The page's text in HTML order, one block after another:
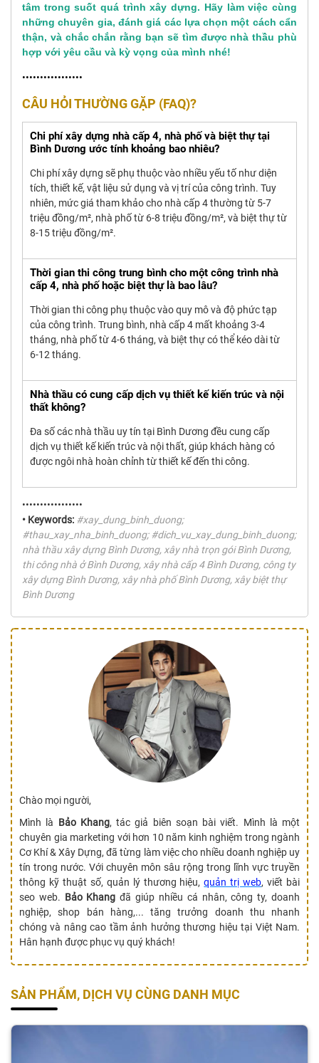
tâm trong suốt quá trình xây dựng. Hãy làm việc cùng
những chuyên gia, đánh giá các lựa chọn một cách cẩn
thận, và chắc chắn rằng bạn sẽ tìm được nhà thầu phù
hợp với yêu cầu và kỳ vọng của mình nhé!
•••••••••••••••••
CÂU HỎI THƯỜNG GẶP (FAQ)?
Chi phí xây dựng nhà cấp 4, nhà phố và biệt thự tại
Bình Dương ước tính khoảng bao nhiêu?
Chi phí xây dựng sẽ phụ thuộc vào nhiều yếu tố như diện
tích, thiết kế, vật liệu sử dụng và vị trí của công trình. Tuy
nhiên, mức giá tham khảo cho nhà cấp 4 thường từ 5-7
triệu đồng/m², nhà phố từ 6-8 triệu đồng/m², và biệt thự từ
8-15 triệu đồng/m².
Thời gian thi công trung bình cho một công trình nhà
cấp 4, nhà phố hoặc biệt thự là bao lâu?
Thời gian thi công phụ thuộc vào quy mô và độ phức tạp
của công trình. Trung bình, nhà cấp 4 mất khoảng 3-4
tháng, nhà phố từ 4-6 tháng, và biệt thự có thể kéo dài từ
6-12 tháng.
Nhà thầu có cung cấp dịch vụ thiết kế kiến trúc và nội
thất không?
Đa số các nhà thầu uy tín tại Bình Dương đều cung cấp
dịch vụ thiết kế kiến trúc và nội thất, giúp khách hàng có
được ngôi nhà hoàn chỉnh từ thiết kế đến thi công.
•••••••••••••••••
• Keywords: #xay_dung_binh_duong;
#thau_xay_nha_binh_duong; #dich_vu_xay_dung_binh_duong;
nhà thầu xây dựng Bình Dương, xây nhà trọn gói Bình Dương,
thi công nhà ở Bình Dương, xây nhà cấp 4 Bình Dương, công ty
xây dựng Bình Dương, xây nhà phố Bình Dương, xây biệt thự
Bình Dương
Chào mọi người,
Mình là Bảo Khang, tác giả biên soạn bài viết. Mình là một
chuyên gia marketing với hơn 10 năm kinh nghiệm trong ngành
Cơ Khí & Xây Dựng, đã từng làm việc cho nhiều doanh nghiệp uy
tín trong nước. Với chuyên môn sâu rộng trong lĩnh vực truyền
thông kỹ thuật số, quản lý thương hiệu,quản trị web, viết bài
seo web. Bảo Khang đã giúp nhiều cá nhân, công ty, doanh
nghiệp, shop bán hàng,... tăng trưởng doanh thu nhanh
chóng và nâng cao tầm ảnh hưởng thương hiệu tại Việt Nam.
Hân hạnh được phục vụ quý khách!
SẢN PHẨM, DỊCH VỤ CÙNG DANH MỤC